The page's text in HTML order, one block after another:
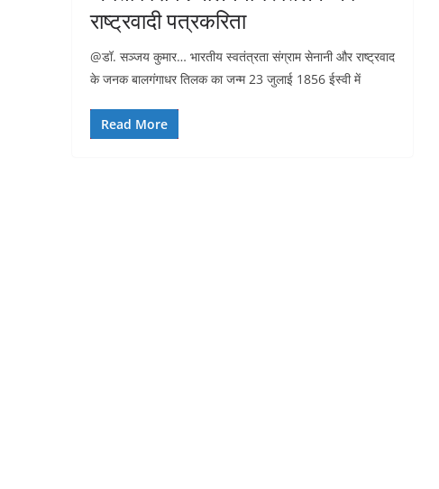
राष्ट्रवादी पत्रकरिता
@डॉ. सञ्जय कुमार… भारतीय स्वतंत्रता संग्राम सेनानी और राष्ट्रवाद
के जनक बालगंगाधर तिलक का जन्म 23 जुलाई 1856 ईस्वी में
Read More